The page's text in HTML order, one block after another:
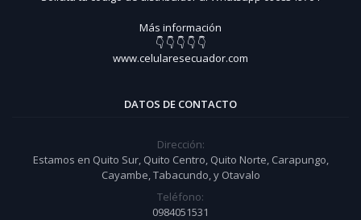
Más información
👇 👇 👇 👇 👇
www.celularesecuador.com
DATOS DE CONTACTO
Dirección:
Estamos en Quito Sur, Quito Centro, Quito Norte, Carapungo,
Cayambe, Tabacundo, y Otavalo
Teléfono:
0984051531